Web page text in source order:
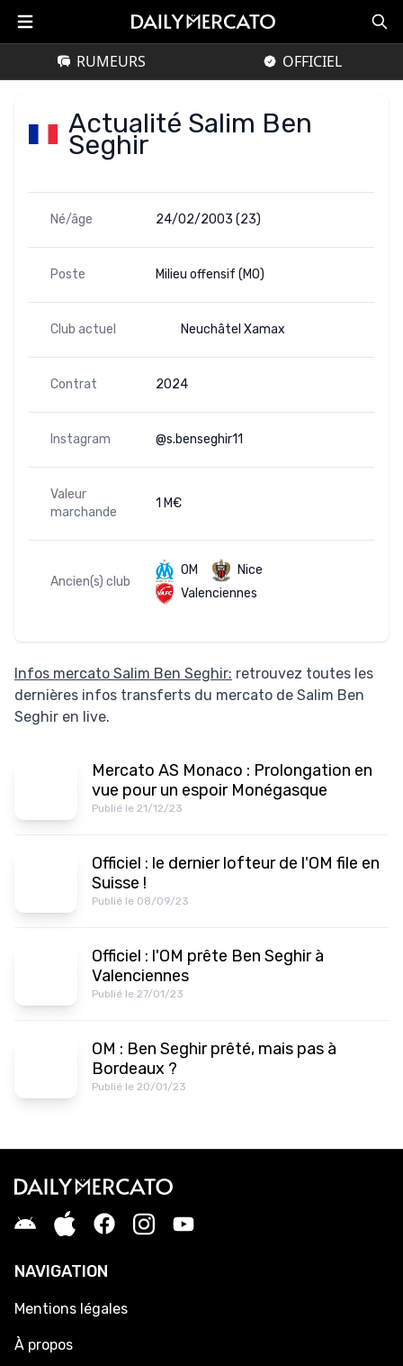
RUMEURS OFFICIEL
Actualité Salim Ben
Seghir
Né/âge 24/02/2003 (23)
Poste Milieu offensif (MO)
Club actuel Neuchâtel Xamax
Contrat 2024
Instagram @s.benseghir11
Valeur
marchande
1 M€
Ancien(s) club
OM
Nice
Valenciennes
Infos mercato Salim Ben Seghir: retrouvez toutes les
dernières infos transferts du mercato de Salim Ben
Seghir en live.
Mercato AS Monaco : Prolongation en
vue pour un espoir Monégasque
Publié le 21/12/23
Officiel : le dernier lofteur de l'OM file en
Suisse !
Publié le 08/09/23
Officiel : l'OM prête Ben Seghir à
Valenciennes
Publié le 27/01/23
OM : Ben Seghir prêté, mais pas à
Bordeaux ?
Publié le 20/01/23
NAVIGATION
Mentions légales
À propos